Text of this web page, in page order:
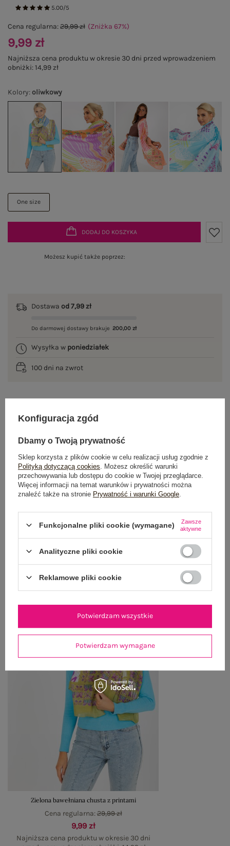
5.00/5
Kolory: oliwkowy
One size
Cena regularna:29,99 zł (Zniżka 67%)
9,99 zł
Najniższa cena produktu w okresie 30 dni przed wprowadzeniem
obniżki:14,99 zł
DODAJ DO KOSZYKA
Możesz kupić także poprzez:
Dostawa od 7,99 zł
Do darmowej dostawy brakuje 200,00 zł
Wysyłka w poniedziałek
100 dni na zwrot
OPIS PRODUKTU
GŁÓWNE PARAMETRY
OPINIE O PRODUKCIE
WYSYŁKA I DOSTAWA
ZWROTY I REKLAMACJE
OSTATNIO OGLĄDANE
Zobacz wszystko
Zielona bawełniana chusta z printami
9,99 zł
Najniższa cena produktu w okresie 30 dni
Cena regularna:29,99 zł
Konfiguracja zgód
Dbamy o Twoją prywatność
Sklep korzysta z plików cookie w celu realizacji usług zgodnie z
Polityką dotyczącą cookies . Możesz określić warunki
przechowywania lub dostępu do cookie w Twojej przeglądarce.
Więcej informacji na temat warunków i prywatności można
znaleźć także na stronie Prywatność i warunki Google
Funkcjonalne pliki cookie (wymagane)
Zawsze
aktywne
Analityczne pliki cookie
Reklamowe pliki cookie
Potwierdzam wymagane
Potwierdzam wszystkie